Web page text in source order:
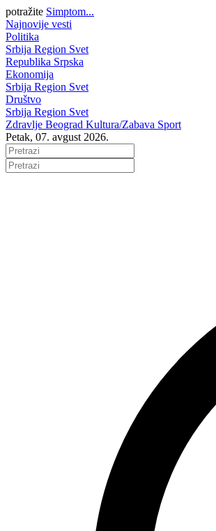
potražite Simptom...
Najnovije vesti
Politika
Srbija Region Svet
Republika Srpska
Ekonomija
Srbija Region Svet
Društvo
Srbija Region Svet
Zdravlje Beograd Kultura/Zabava Sport
Petak, 07. avgust 2026.